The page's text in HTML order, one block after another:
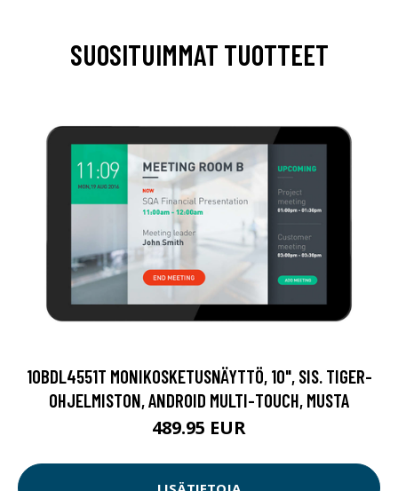
SUOSITUIMMAT TUOTTEET
10BDL4551T MONIKOSKETUSNÄYTTÖ, 10", SIS. TIGER-
OHJELMISTON, ANDROID MULTI-TOUCH, MUSTA
489.95 EUR